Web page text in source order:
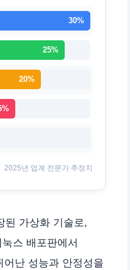
30%
25%
20%
2025년 업계 전문가 추정치
된 가상화 기술로,
스 배포판에서
난 성능과 안정성을